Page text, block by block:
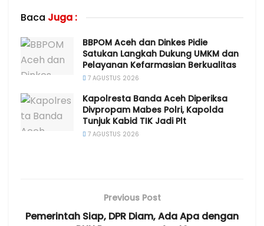
Baca Juga :
BBPOM Aceh dan Dinkes Pidie
Satukan Langkah Dukung UMKM dan
Pelayanan Kefarmasian Berkualitas
7 AGUSTUS 2026
Kapolresta Banda Aceh Diperiksa
Divpropam Mabes Polri, Kapolda
Tunjuk Kabid TIK Jadi Plt
7 AGUSTUS 2026
Previous Post
Pemerintah Siap, DPR Diam, Ada Apa dengan